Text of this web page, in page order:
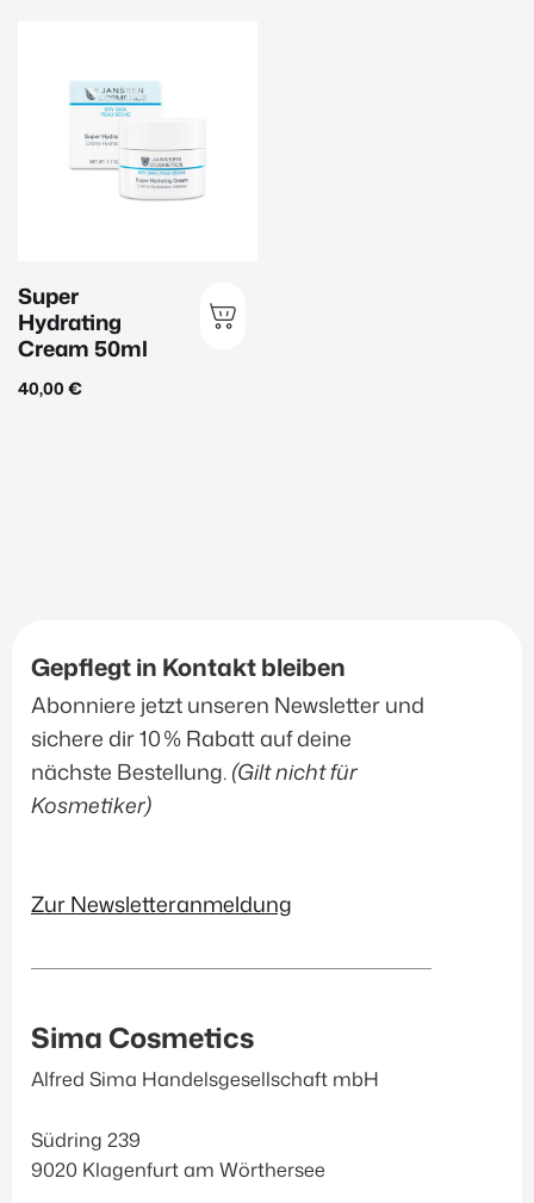
Super
Hydrating
Cream 50ml
40,00 €
Gepflegt in Kontakt bleiben
Abonniere jetzt unseren Newsletter und
sichere dir 10 % Rabatt auf deine
nächste Bestellung.(Gilt nicht für
Kosmetiker)
Zur Newsletteranmeldung
Sima Cosmetics
Alfred Sima Handelsgesellschaft mbH
Südring 239
9020 Klagenfurt am Wörthersee